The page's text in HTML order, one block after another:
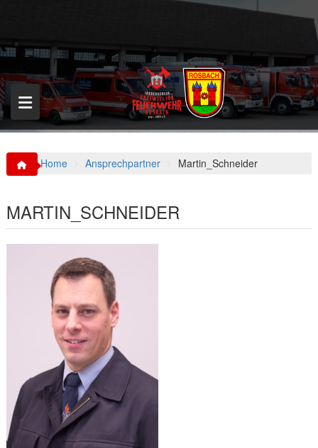
p
o
c
o
n
t
Home Ansprechpartner Martin_Schneider
MARTIN_SCHNEIDER